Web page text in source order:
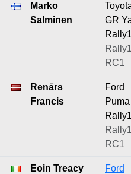
Marko
Salminen
GR
RC1
Renārs
Francis
Ford
Puma
RC1
Eoin Treacy
Ford